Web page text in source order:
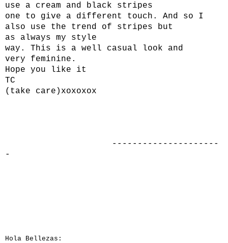
use
a cream and black
stripes
one
to give a different touch . And so
I
also use
the trend of stripes
but
as
always
my style
way . This is a well casual look and
very feminine .
Hope
you like it
TC
(take care) xoxoxox
---------------------
-
Hola Bellezas: